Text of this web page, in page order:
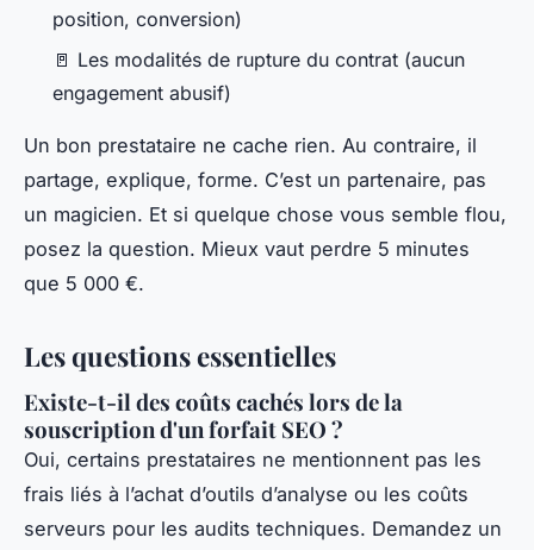
position, conversion)
🚪 Les modalités de rupture du contrat (aucun
engagement abusif)
Un bon prestataire ne cache rien. Au contraire, il
partage, explique, forme. C’est un partenaire, pas
un magicien. Et si quelque chose vous semble flou,
posez la question. Mieux vaut perdre 5 minutes
que 5 000 €.
Les questions essentielles
Existe-t-il des coûts cachés lors de la
souscription d'un forfait SEO ?
Oui, certains prestataires ne mentionnent pas les
frais liés à l’achat d’outils d’analyse ou les coûts
serveurs pour les audits techniques. Demandez un